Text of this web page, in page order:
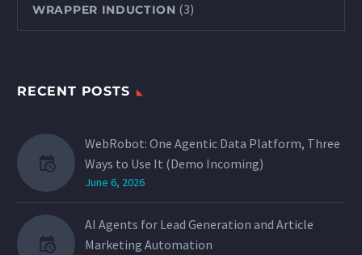
WRAPPER INDUCTION (3)
RECENT POSTS
WebRobot: One Agentic Data Platform, Three
Ways to Use It (Demo Incoming)
June 6, 2026
AI Agents for Lead Generation and Article
Marketing Automation